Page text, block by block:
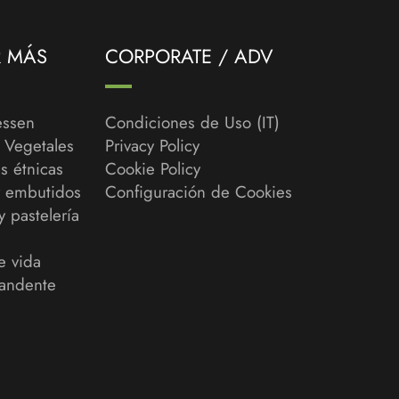
MÁS
étnicas
embutidos
pastelería
vida
CORPORATE / ADV
Condiciones de Uso (IT)
Privacy Policy
Cookie Policy
Configuración de Cookies